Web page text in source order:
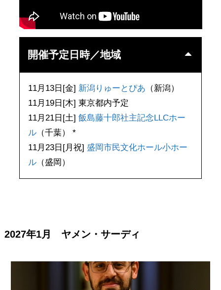
開催予定日時／地域
11月13日[金] 新潟りゅーとぴあ （新潟）
11月19日[木] 東京都内予定
11月21日[土] 飯島藤十郎社主記念LLCホー
ル（千葉） *
11月23日[月祝] 盛岡市民文化ホール小ホー
ル（盛岡）
2027年1月 ヤメン・サーディ